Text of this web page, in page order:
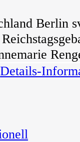
Berlin
Details-